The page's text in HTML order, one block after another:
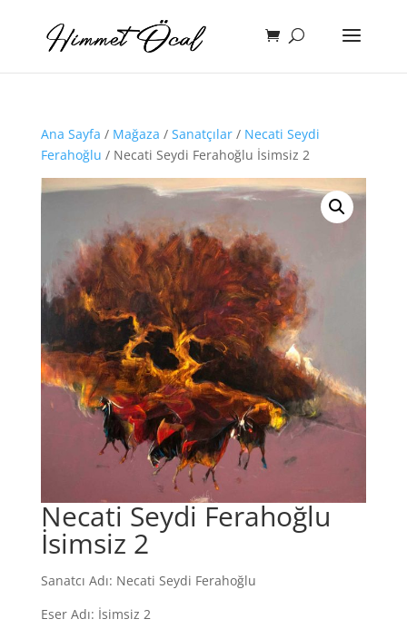
Ana Sayfa / Mağaza / Sanatçılar/ Necati Seydi
Ferahoğlu / Necati Seydi Ferahoğlu İsimsiz 2
Necati Seydi Ferahoğlu
İsimsiz 2
Sanatcı Adı: Necati Seydi Ferahoğlu
Eser Adı: İsimsiz 2